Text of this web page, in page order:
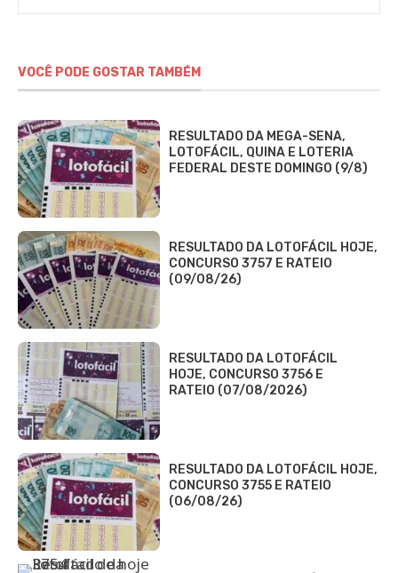
VOCÊ PODE GOSTAR TAMBÉM
RESULTADO DA MEGA-SENA,
LOTOFÁCIL, QUINA E LOTERIA
FEDERAL DESTE DOMINGO (9/8)
RESULTADO DA LOTOFÁCIL HOJE,
CONCURSO 3757 E RATEIO
(09/08/26)
RESULTADO DA LOTOFÁCIL
HOJE, CONCURSO 3756 E
RATEIO (07/08/2026)
RESULTADO DA LOTOFÁCIL HOJE,
CONCURSO 3755 E RATEIO
(06/08/26)